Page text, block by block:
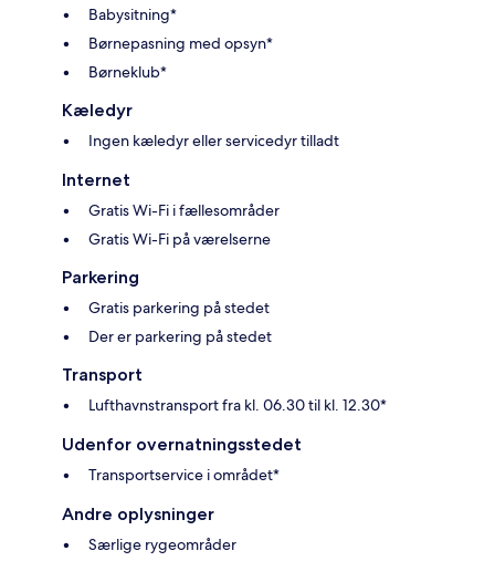
Babysitning*
Børnepasning med opsyn*
Børneklub*
Kæledyr
Ingen kæledyr eller servicedyr tilladt
Internet
Gratis Wi-Fi i fællesområder
Gratis Wi-Fi på værelserne
Parkering
Gratis parkering på stedet
Der er parkering på stedet
Transport
Lufthavnstransport fra kl. 06.30 til kl. 12.30*
Udenfor overnatningsstedet
Transportservice i området*
Andre oplysninger
Særlige rygeområder